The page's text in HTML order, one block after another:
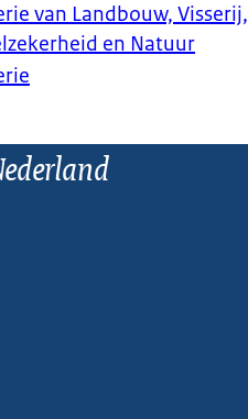
van Landbouw, Visserij,
en Natuur